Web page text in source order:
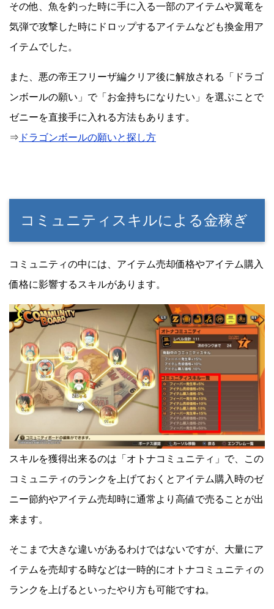
その他、魚を釣った時に手に入る一部のアイテムや翼竜を
気弾で攻撃した時にドロップするアイテムなども換金用ア
イテムでした。
また、悪の帝王フリーザ編クリア後に解放される「ドラゴ
ンボールの願い」で「お金持ちになりたい」を選ぶことで
ゼニーを直接手に入れる方法もあります。
⇒ ドラゴンボールの願いと探し方
コミュニティスキルによる金稼ぎ
コミュニティの中には、アイテム売却価格やアイテム購入
価格に影響するスキルがあります。
スキルを獲得出来るのは「オトナコミュニティ」で、この
コミュニティのランクを上げておくとアイテム購入時のゼ
ニー節約やアイテム売却時に通常より高値で売ることが出
来ます。
そこまで大きな違いがあるわけではないですが、大量にア
イテムを売却する時などは一時的にオトナコミュニティの
ランクを上げるといったやり方も可能ですね。